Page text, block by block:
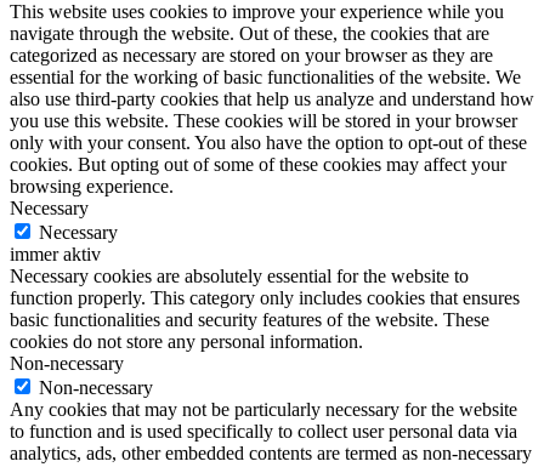
This website uses cookies to improve your experience while you
navigate through the website. Out of these, the cookies that are
categorized as necessary are stored on your browser as they are
essential for the working of basic functionalities of the website. We
also use third-party cookies that help us analyze and understand how
you use this website. These cookies will be stored in your browser
only with your consent. You also have the option to opt-out of these
cookies. But opting out of some of these cookies may affect your
browsing experience.
Necessary
Necessary
immer aktiv
Necessary cookies are absolutely essential for the website to
function properly. This category only includes cookies that ensures
basic functionalities and security features of the website. These
cookies do not store any personal information.
Non-necessary
Non-necessary
Any cookies that may not be particularly necessary for the website
to function and is used specifically to collect user personal data via
analytics, ads, other embedded contents are termed as non-necessary